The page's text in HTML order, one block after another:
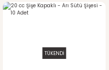
TÜKENDİ